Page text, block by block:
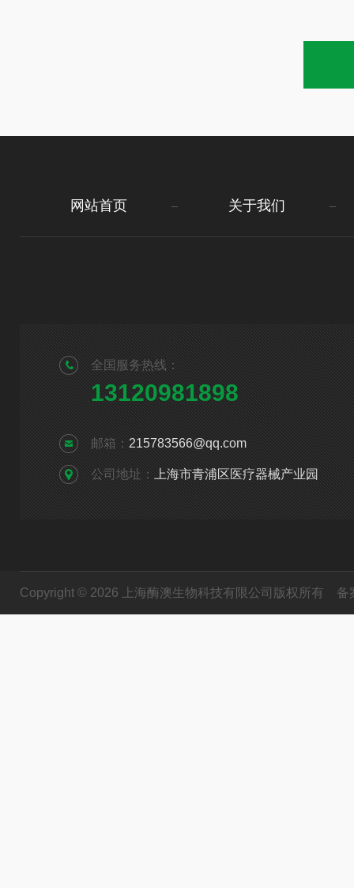
网站首页 关于我们
全国服务热线：
13120981898
邮箱： 215783566@qq.com
公司地址： 上海市青浦区医疗器械产业园
Copyright © 2026 上海酶澳生物科技有限公司版权所有 备